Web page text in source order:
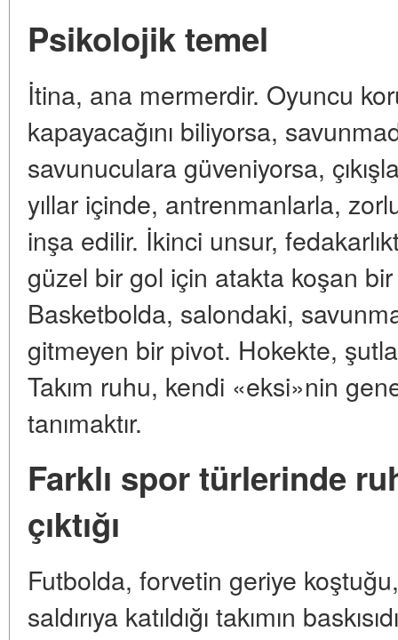
Psikolojik temel
İtina, ana mermerdir. Oyuncu
kapayacağını biliyorsa,
savunuculara güveniyorsa,
yıllar içinde, antrenmanlarla,
inşa edilir. İkinci unsur,
güzel bir gol için atakta koşan
Basketbolda, salondaki,
gitmeyen bir pivot. Hokekte,
Takım ruhu, kendi «eksi»nin
tanımaktır.
Farklı spor türlerinde
çıktığı
Futbolda, forvetin geriye
saldırıya katıldığı takımın